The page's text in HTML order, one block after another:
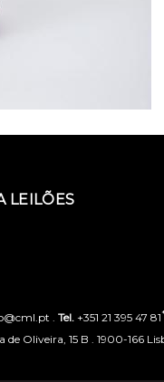
LEILÕES
. Tel. +351 21 395 47 81
de Oliveira, 15 B . 1900-166